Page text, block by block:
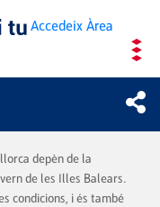
AccedeixÀrea
depèn de la
de les Illes Balears.
condicions, i és també